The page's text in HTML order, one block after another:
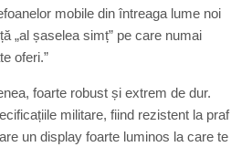
mobile din întreaga lume noi
„al șaselea simț” pe care numai
oferi.”
foarte robust și extrem de dur.
militare, fiind rezistent la praf
un display foarte luminos la care te